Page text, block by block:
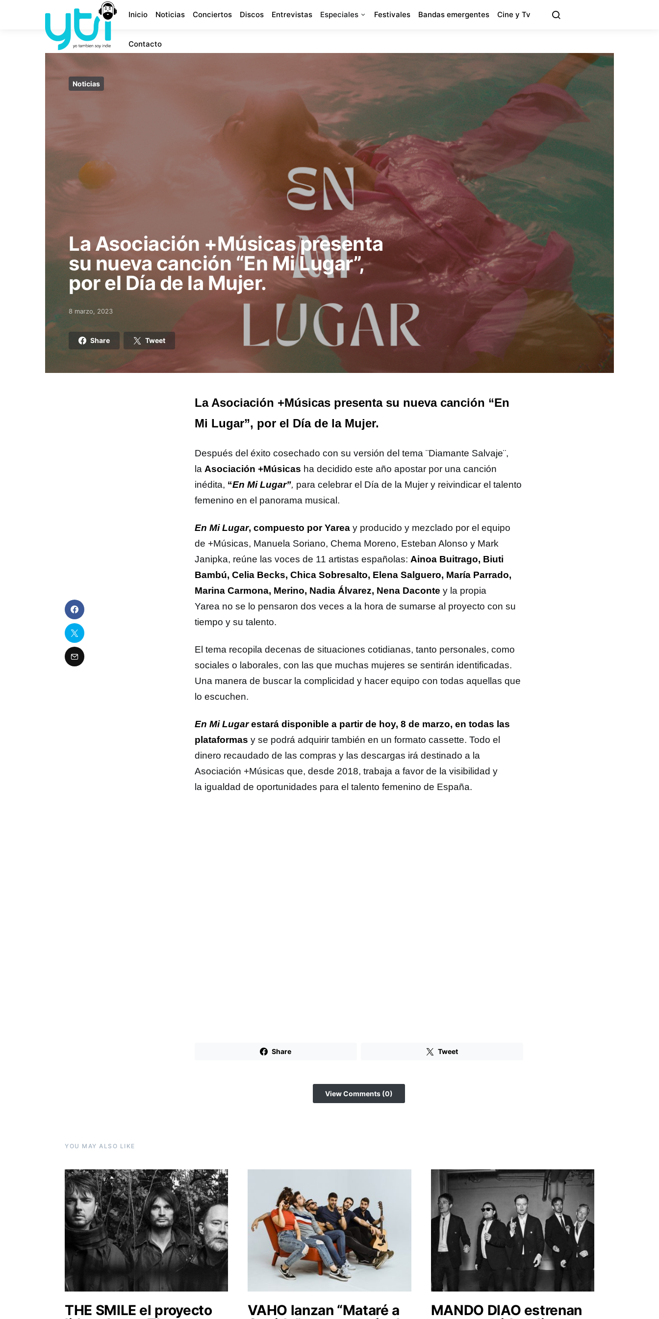
Inicio Noticias Conciertos Discos Entrevistas Especiales Festivales Bandas emergentes Cine y Tv
Contacto
Noticias
La Asociación +Músicas presenta
su nueva canción “En Mi Lugar”,
por el Día de la Mujer.
Posted on
8 marzo, 2023
Share Tweet
La Asociación +Músicas presenta su nueva canción “En
Mi Lugar”, por el Día de la Mujer.
Después del éxito cosechado con su versión del tema ¨Diamante Salvaje¨,
la Asociación +Músicas ha decidido este año apostar por una canción
inédita, “En Mi Lugar”, para celebrar el Día de la Mujer y reivindicar el talento
femenino en el panorama musical.
En Mi Lugar, compuesto por Yarea y producido y mezclado por el equipo
de +Músicas, Manuela Soriano, Chema Moreno, Esteban Alonso y Mark
Janipka, reúne las voces de 11 artistas españolas: Ainoa Buitrago, Biuti
Bambú, Celia Becks, Chica Sobresalto, Elena Salguero, María Parrado,
Marina Carmona, Merino, Nadia Álvarez, Nena Daconte y la propia
Yarea no se lo pensaron dos veces a la hora de sumarse al proyecto con su
tiempo y su talento.
El tema recopila decenas de situaciones cotidianas, tanto personales, como
sociales o laborales, con las que muchas mujeres se sentirán identificadas.
Una manera de buscar la complicidad y hacer equipo con todas aquellas que
lo escuchen.
En Mi Lugarestará disponible a partir de hoy, 8 de marzo, en todas las
plataformas y se podrá adquirir también en un formato cassette. Todo el
dinero recaudado de las compras y las descargas irá destinado a la
Asociación +Músicas que, desde 2018, trabaja a favor de la visibilidad y
la igualdad de oportunidades para el talento femenino de España.
Share Tweet
View Comments (0)
YOU MAY ALSO LIKE
THE SMILE el proyecto
VAHO lanzan “Mataré a
MANDO DIAO estrenan